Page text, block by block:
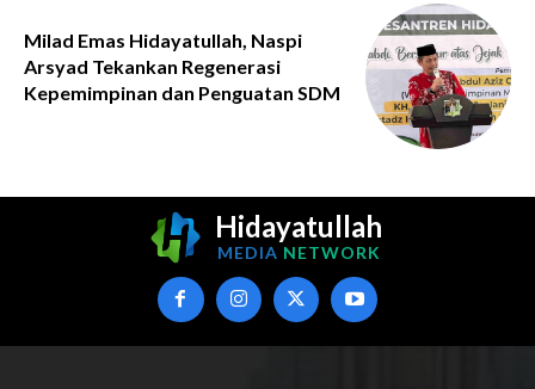
Milad Emas Hidayatullah, Naspi
Arsyad Tekankan Regenerasi
Kepemimpinan dan Penguatan SDM
Hidayatullah
MEDIA NETWORK